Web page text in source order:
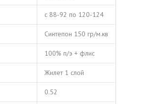
с 88-92 по 120-124
Синтепон 150 гр/м.кв
100% п/э + флис
Жилет 1 слой
0.52